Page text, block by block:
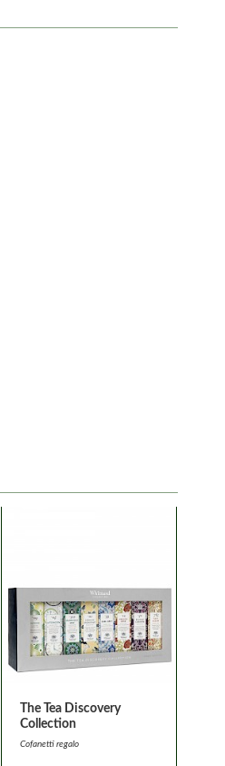
The Tea Discovery
Collection
Cofanetti regalo